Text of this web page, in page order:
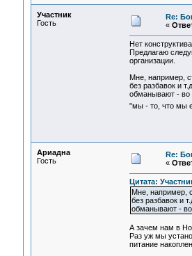
Участник
Гость
Re:
«
Нет конструктива.
Предлагаю
организации.
Мне, например,
без разбавок и
обманывают - во
"мы - то, что мы
Ариадна
Гость
Re:
«
Цитата:
Мне, например,
без разбавок и
обманывают - во
А зачем нам в
Раз уж мы
питание